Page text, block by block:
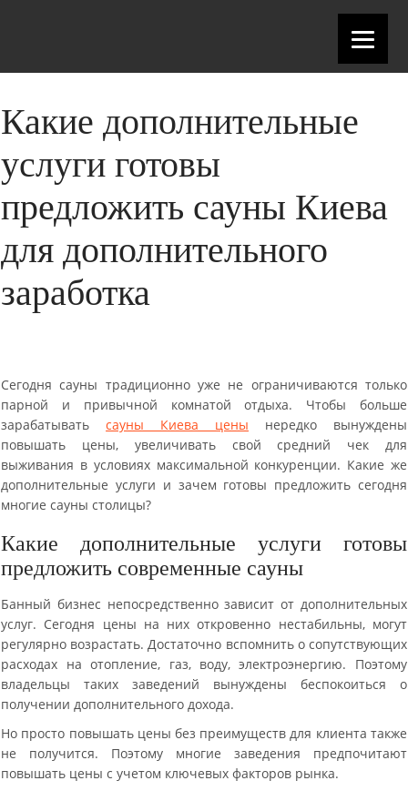
Какие дополнительные
услуги готовы
предложить сауны Киева
для дополнительного
заработка
Сегодня сауны традиционно уже не ограничиваются только
парной и привычной комнатой отдыха. Чтобы больше
зарабатыватьсауны Киева цены нередко вынуждены
повышать цены, увеличивать свой средний чек для
выживания в условиях максимальной конкуренции. Какие же
дополнительные услуги и зачем готовы предложить сегодня
многие сауны столицы?
Какие дополнительные услуги готовы
предложить современные сауны
Банный бизнес непосредственно зависит от дополнительных
услуг. Сегодня цены на них откровенно нестабильны, могут
регулярно возрастать. Достаточно вспомнить о сопутствующих
расходах на отопление, газ, воду, электроэнергию. Поэтому
владельцы таких заведений вынуждены беспокоиться о
получении дополнительного дохода.
Но просто повышать цены без преимуществ для клиента также
не получится. Поэтому многие заведения предпочитают
повышать цены с учетом ключевых факторов рынка.